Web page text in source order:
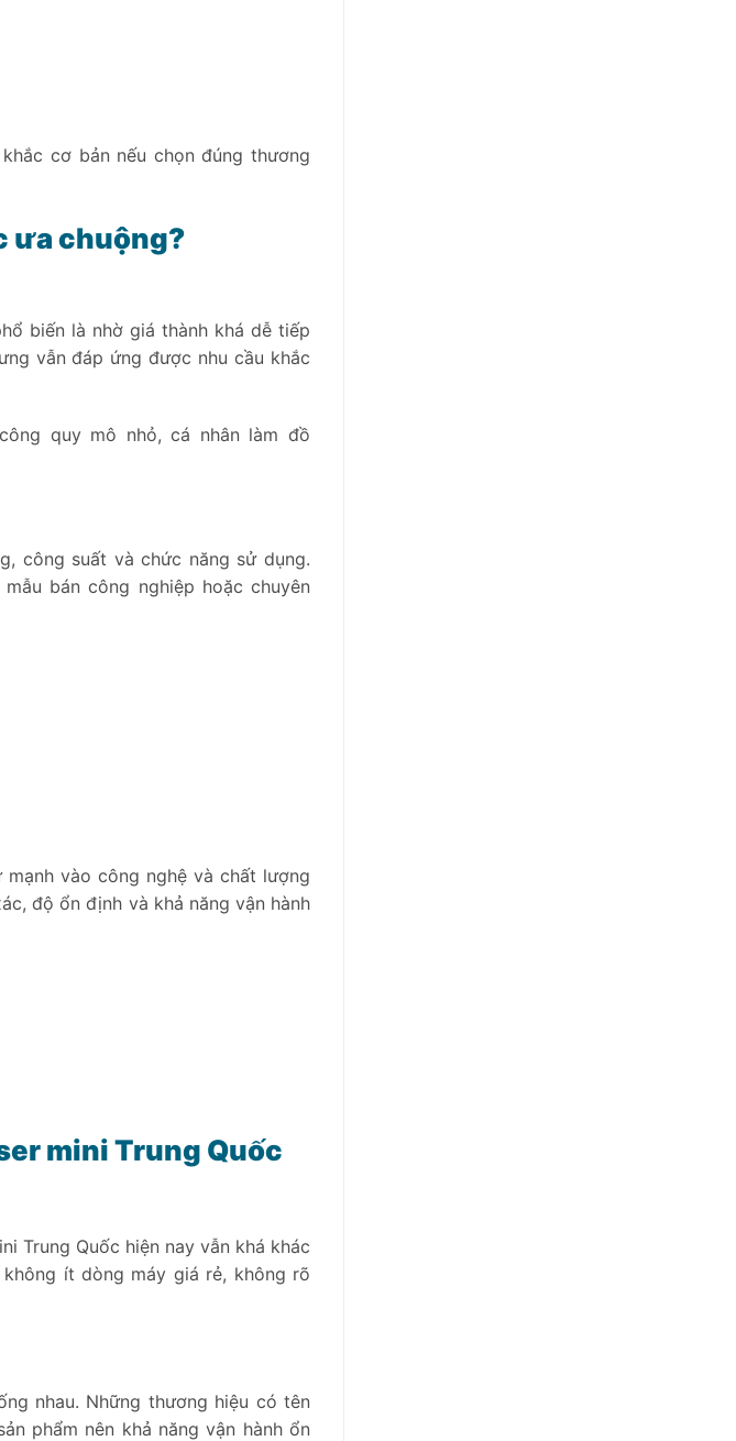
cơ bản nếu chọn đúng thương
ưa chuộng?
biến là nhờ giá thành khá dễ tiếp
vẫn đáp ứng được nhu cầu khắc
quy mô nhỏ, cá nhân làm đồ
công suất và chức năng sử dụng.
bán công nghiệp hoặc chuyên
vào công nghệ và chất lượng
độ ổn định và khả năng vận hành
mini Trung Quốc
Trung Quốc hiện nay vẫn khá khác
ít dòng máy giá rẻ, không rõ
nhau. Những thương hiệu có tên
phẩm nên khả năng vận hành ổn